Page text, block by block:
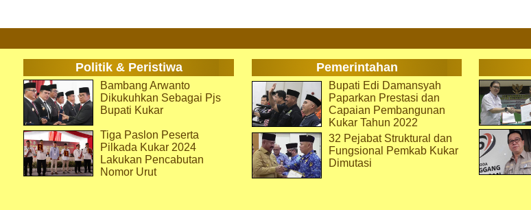
Politik & Peristiwa Pemerintahan
Bambang Arwanto
Dikukuhkan Sebagai Pjs
Bupati Kukar
Tiga Paslon Peserta
Pilkada Kukar 2024
Lakukan Pencabutan
Nomor Urut
Bupati Edi Damansyah
Paparkan Prestasi dan
Capaian Pembangunan
Kukar Tahun 2022
32 Pejabat Struktural dan
Fungsional Pemkab Kukar
Dimutasi